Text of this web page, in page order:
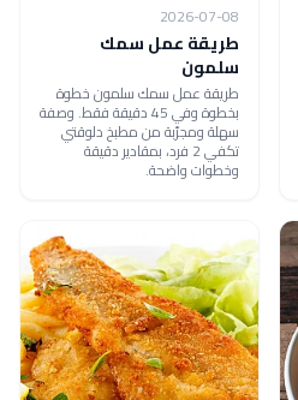
2026-07-08
طريقة عمل سمك
سلمون
طريقة عمل سمك سلمون خطوة
بخطوة وفي 45 دقيقة فقط. وصفة
سهلة ومجرّبة من مطبخ دلوقتي
تكفي 2 فرد، بمقادير دقيقة
وخطوات واضحة.